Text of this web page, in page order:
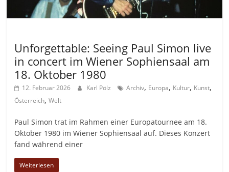
Unforgettable: Seeing Paul Simon live
in concert im Wiener Sophiensaal am
18. Oktober 1980
12. Februar 2026 Karl Pölz Archiv, Europa, Kultur, Kunst,
Österreich,Welt
Paul Simon trat im Rahmen einer Europatournee am 18.
Oktober 1980 im Wiener Sophiensaal auf. Dieses Konzert
fand während einer
Weiterlesen